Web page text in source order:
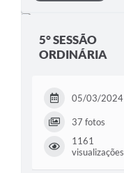
5° SESSÃO
ORDINÁRIA
05/03/2024
37 fotos
1161
visualizações